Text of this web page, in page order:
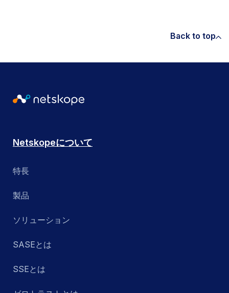
Back to top
Netskopeについて
特長
製品
ソリューション
SASEとは
SSEとは